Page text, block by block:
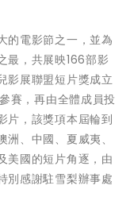
的電影節之一，並為
最，共展映166部影
影展聯盟短片獎成立
賽，再由全體成員投
片，該獎項本屆輪到
、中國、夏威夷、
美國的短片角逐，由
別感謝駐雪梨辦事處